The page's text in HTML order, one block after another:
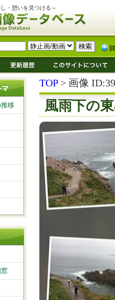
・憩いを見つける～
TOP> 画像
風雨下の
移